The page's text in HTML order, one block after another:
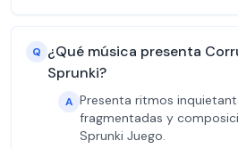
Q ¿Qué música presenta
Sprunki?
A Presenta ritmos
fragmentadas y
Sprunki Juego.